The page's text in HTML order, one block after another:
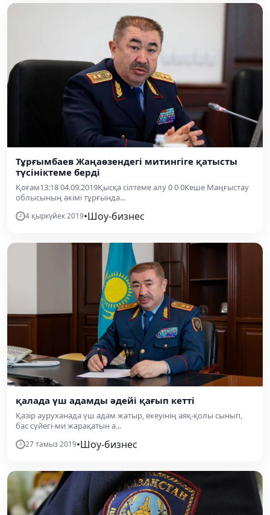
Тұрғымбаев Жаңаөзендегі митингіге қатысты
түсініктеме берді
Қоғам13:18 04.09.2019Қысқа сілтеме алу 0 0 0Кеше Маңғыстау
облысының әкімі тұрғында...
4 қыркүйек 2019•Шоу-бизнес
қалада үш адамды әдейі қағып кетті
Қазір ауруханада үш адам жатыр, екеуінің аяқ-қолы сынып,
бас сүйегі-ми жарақатын а...
27 тамыз 2019•Шоу-бизнес